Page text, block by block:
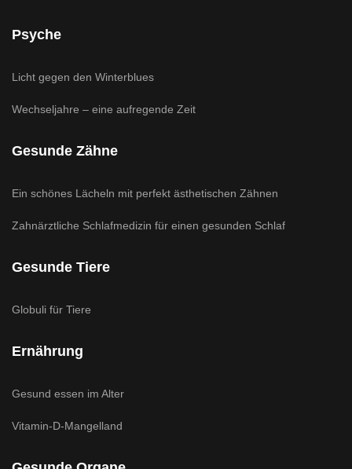
Psyche
Licht gegen den Winterblues
Wechseljahre – eine aufregende Zeit
Gesunde Zähne
Ein schönes Lächeln mit perfekt ästhetischen Zähnen
Zahnärztliche Schlafmedizin für einen gesunden Schlaf
Gesunde Tiere
Globuli für Tiere
Ernährung
Gesund essen im Alter
Vitamin-D-Mangelland